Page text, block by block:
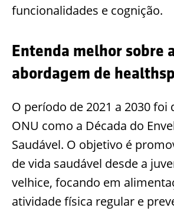
funcionalidades e cognição.
Entenda melhor sobre
abordagem de
O período de 2021 a 2030 foi
ONU como a Década do
Saudável. O objetivo é
de vida saudável desde a
velhice, focando em
atividade física regular e